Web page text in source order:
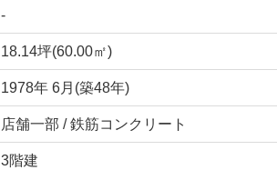
-
18.14坪(60.00㎡)
1978年 6月(築48年)
店舗一部 / 鉄筋コンクリート
3階建